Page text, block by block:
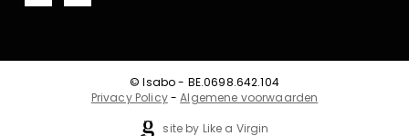
© Isabo - BE.0698.642.104
Privacy Policy-Algemene voorwaarden
site by Like a Virgin